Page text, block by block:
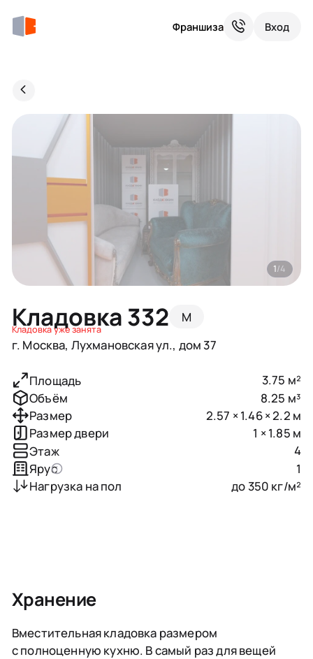
Франшиза Вход
Кладовка 332 M
Кладовка уже занята
г. Москва, Лухмановская ул., дом 37
1/4
Площадь
3.75 м²
Объём
8.25 м³
Размер
2.57 × 1.46 × 2.2 м
Размер двери
1 × 1.85 м
Этаж
4
Ярус
1
Нагрузка на пол
до 350 кг/м²
Хранение
Вместительная кладовка размером
с полноценную кухню. В самый раз для вещей